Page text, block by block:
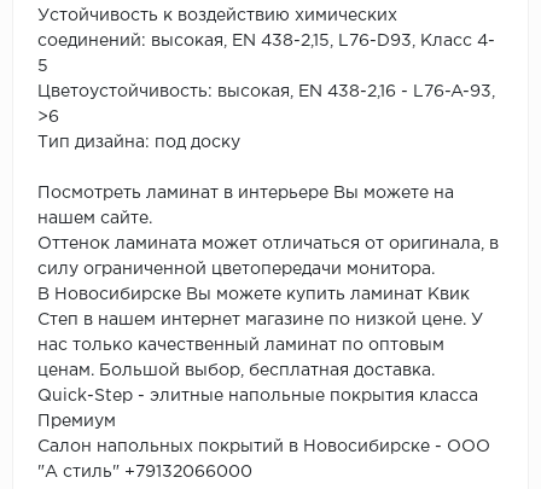
Устойчивость к воздействию химических
соединений: высокая, EN 438-2,15, L76-D93, Класс 4-
5
Цветоустойчивость: высокая, EN 438-2,16 - L76-A-93,
>6
Тип дизайна: под доску
Посмотреть ламинат в интерьере Вы можете на
нашем сайте.
Оттенок ламината может отличаться от оригинала, в
силу ограниченной цветопередачи монитора.
В Новосибирске Вы можете купить ламинат Квик
Степ в нашем интернет магазине по низкой цене. У
нас только качественный ламинат по оптовым
ценам. Большой выбор, бесплатная доставка.
Quick-Step - элитные напольные покрытия класса
Премиум
Салон напольных покрытий в Новосибирске - ООО
"А стиль" +79132066000